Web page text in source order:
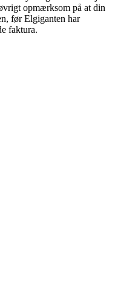
opmærksom på at din
før Elgiganten har
faktura.